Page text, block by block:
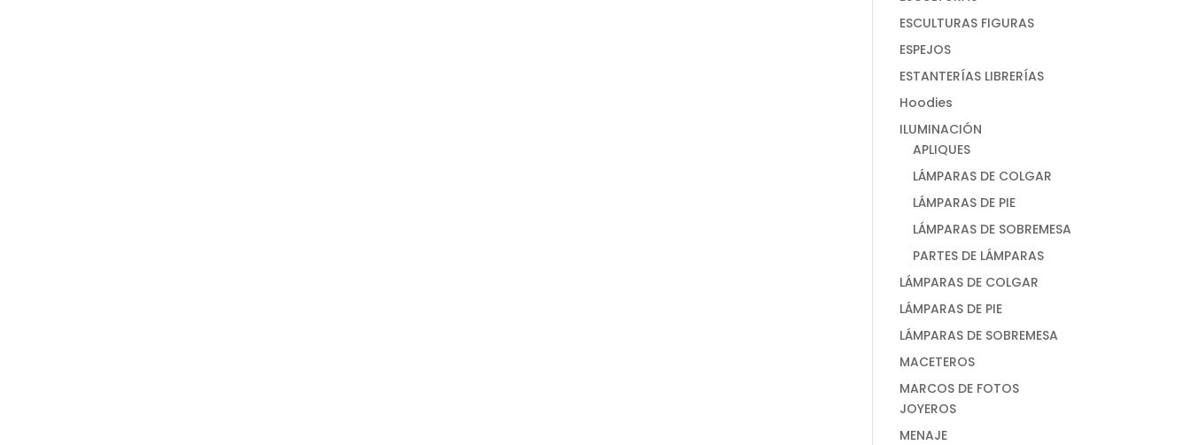
ESCULTURAS FIGURAS
ESPEJOS
ESTANTERÍAS LIBRERÍAS
Hoodies
ILUMINACIÓN
APLIQUES
LÁMPARAS DE COLGAR
LÁMPARAS DE PIE
LÁMPARAS DE SOBREMESA
PARTES DE LÁMPARAS
LÁMPARAS DE COLGAR
LÁMPARAS DE PIE
LÁMPARAS DE SOBREMESA
MACETEROS
MARCOS DE FOTOS
JOYEROS
MENAJE